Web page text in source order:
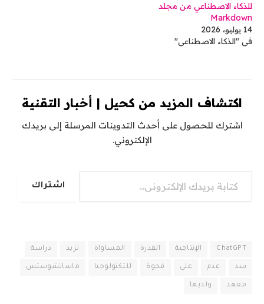
للذكاء الاصطناعي من مجلد
Markdown
14 يوليو، 2026
في "الذكاء الاصطناعي"
اكتشاف المزيد من كحيل | أخبار التقنية
اشترك للحصول على أحدث التدوينات المرسلة إلى بريدك
الإلكتروني.
كتابة بريدك الإلكتروني...
اشتراك
ChatGPT الإنتاجية القدرة المساواة تزيد دراسة
سد عدم على فجوة للتكنولوجيا ماساتشوستس
معهد ولديها